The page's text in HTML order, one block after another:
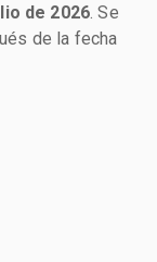
de 2026 . Se
de la fecha